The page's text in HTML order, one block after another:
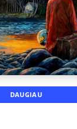
DAUGIAU